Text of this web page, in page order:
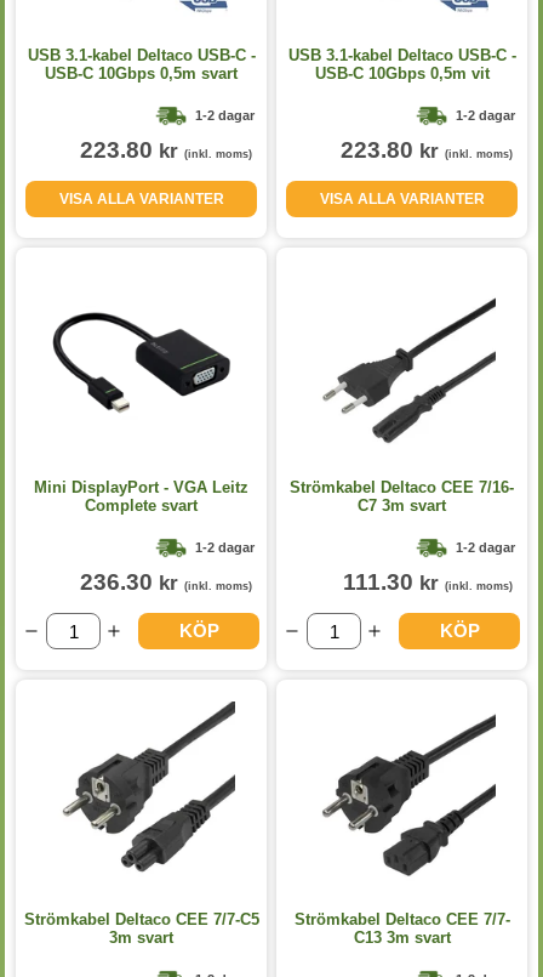
USB 3.1-kabel Deltaco USB-C -
USB-C 10Gbps 0,5m svart
1-2 dagar
223.80 kr (inkl. moms)
VISA ALLA VARIANTER
USB 3.1-kabel Deltaco USB-C -
USB-C 10Gbps 0,5m vit
1-2 dagar
223.80 kr (inkl. moms)
VISA ALLA VARIANTER
Mini DisplayPort - VGA Leitz
Complete svart
1-2 dagar
236.30 kr (inkl. moms)
KÖP
Strömkabel Deltaco CEE 7/16-
C7 3m svart
1-2 dagar
111.30 kr (inkl. moms)
KÖP
Strömkabel Deltaco CEE 7/7-C5
3m svart
Strömkabel Deltaco CEE 7/7-
C13 3m svart